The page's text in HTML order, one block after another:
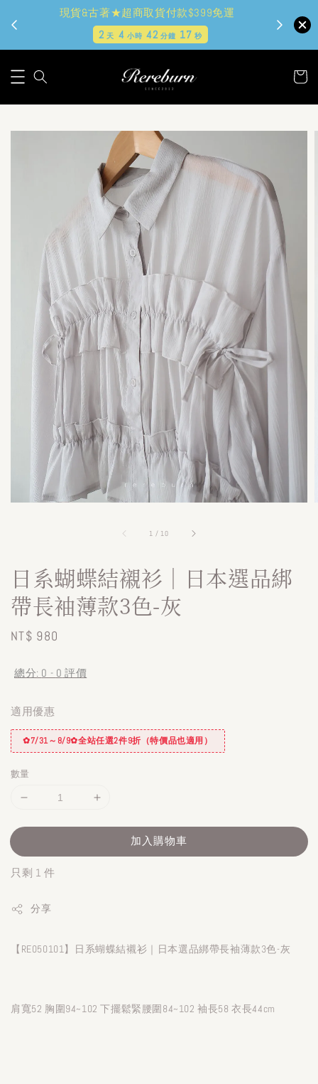
現貨&古著★超商取貨付款$399免運
2天 4小時 42分鐘 16秒
1 / 10
日系蝴蝶結襯衫｜日本選品綁
帶長袖薄款3色-灰
Regular
NT$ 980
總分: 0 - 0 評價
適用優惠
✿7/31～8/9✿全站任選2件9折（特價品也適用）
數量
加入購物車
只剩 1 件
分享
【RE050101】日系蝴蝶結襯衫｜日本選品綁帶長袖薄款3色-灰
肩寬52 胸圍94~102 下擺鬆緊腰圍84~102 袖長58 衣長44cm